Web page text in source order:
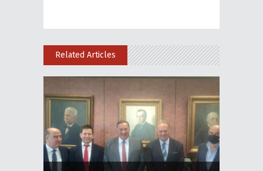
Related Articles